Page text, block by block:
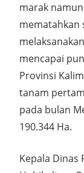
marak
mematahkan
mencapai
Provinsi
tanam
pada bulan
190.344 Ha.
Kepala Dinas